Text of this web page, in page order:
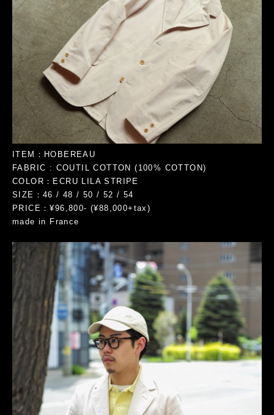
ITEM：HOBEREAU
FABRIC : COUTIL COTTON (100% COTTON)
COLOR：ECRU LILA STRIPE
SIZE：46 / 48 / 50 / 52 / 54
PRICE：¥96,800- (¥88,000+tax)
made in France